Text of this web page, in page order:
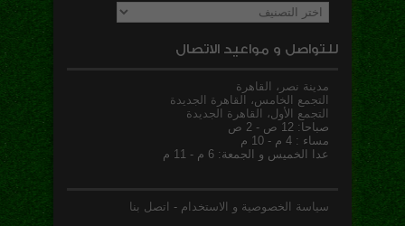
أقسام
الموقع
للتواصل و مواعيد الاتصال
مدينة نصر، القاهرة
التجمع الخامس، القاهرة الجديدة
التجمع الأول، القاهرة الجديدة
صباحا: 12 ص - 2 ص
مساء : 4 م - 10 م
عدا الخميس و الجمعة: 6 م - 11 م
سياسة الخصوصية و الاستخدام - اتصل بنا